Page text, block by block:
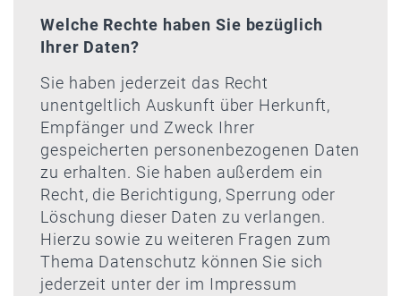
Welche Rechte haben Sie bezüglich
Ihrer Daten?
Sie haben jederzeit das Recht
unentgeltlich Auskunft über Herkunft,
Empfänger und Zweck Ihrer
gespeicherten personenbezogenen Daten
zu erhalten. Sie haben außerdem ein
Recht, die Berichtigung, Sperrung oder
Löschung dieser Daten zu verlangen.
Hierzu sowie zu weiteren Fragen zum
Thema Datenschutz können Sie sich
jederzeit unter der im Impressum